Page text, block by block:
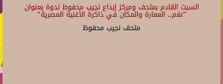
السبت القادم بمتحف ومركز إبداع نجيب محفوظ ندوة بعنوان
"نغم.. العمارة والمكان في ذاكرة الأغنية المصرية"
متحف نجيب محفوظ